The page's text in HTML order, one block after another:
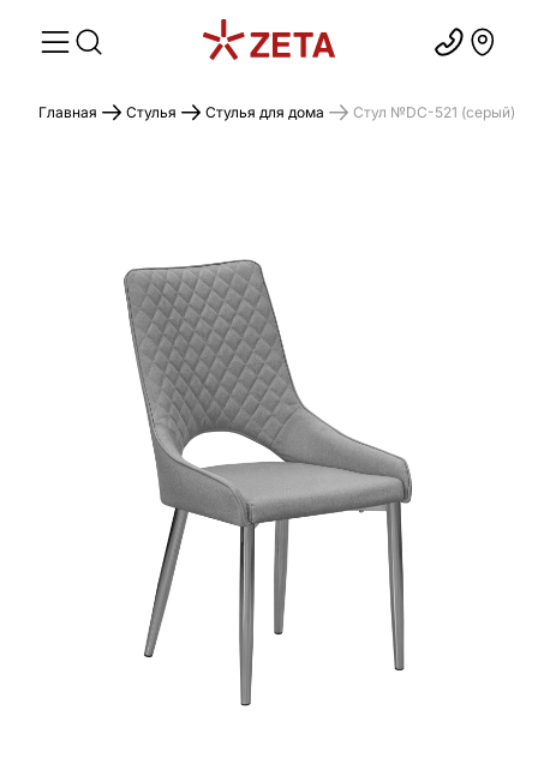
Главная Стулья Стулья для дома Стул №DC-521 (серый)